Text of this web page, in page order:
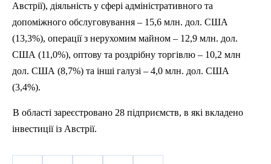
Австрії), діяльність у сфері адміністративного та
допоміжного обслуговування – 15,6 млн. дол. США
(13,3%), операції з нерухомим майном – 12,9 млн. дол.
США (11,0%), оптову та роздрібну торгівлю – 10,2 млн
дол. США (8,7%) та інші галузі – 4,0 млн. дол. США
(3,4%).
В області зареєстровано 28 підприємств, в які вкладено
інвестиції із Австрії.